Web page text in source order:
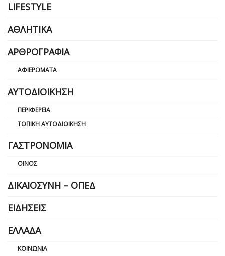
LIFESTYLE
ΑΘΛΗΤΙΚΆ
ΑΡΘΡΟΓΡΑΦΊΑ
ΑΦΙΕΡΏΜΑΤΑ
ΑΥΤΟΔΙΟΊΚΗΣΗ
ΠΕΡΙΦΈΡΕΙΑ
ΤΟΠΙΚΉ ΑΥΤΟΔΙΟΊΚΗΣΗ
ΓΑΣΤΡΟΝΟΜΊΑ
ΟΊΝΟΣ
ΔΙΚΑΙΟΣΎΝΗ – ΟΠΕΔ
ΕΙΔΉΣΕΙΣ
ΕΛΛΆΔΑ
ΚΟΙΝΩΝΊΑ